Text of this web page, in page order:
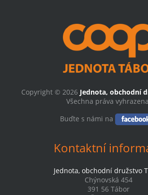
Copyright © 2026 Jednota, obchodní
Všechna práva
Buďte s námi na
Kontaktní
Jednota, obchodní družstvo
Chýnovská 454
391 56 Tábor